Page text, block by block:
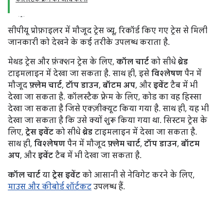
सीपीयू प्रोफ़ाइलर में मौजूद ट्रेस व्यू, रिकॉर्ड किए गए ट्रेस से मिली
जानकारी को देखने के कई तरीके उपलब्ध कराता है.
मेथड ट्रेस और फ़ंक्शन ट्रेस के लिए, कॉल चार्ट को सीधे थ्रेड
टाइमलाइन में देखा जा सकता है. साथ ही, इसे विश्लेषण पैन में
मौजूद फ़्लेम चार्ट, टॉप डाउन, बॉटम अप, और इवेंट टैब में भी
देखा जा सकता है. कॉलस्टैक फ़्रेम के लिए, कोड का वह हिस्सा
देखा जा सकता है जिसे एक्ज़ीक्यूट किया गया है. साथ ही, यह भी
देखा जा सकता है कि उसे क्यों शुरू किया गया था. सिस्टम ट्रेस के
लिए, ट्रेस इवेंट को सीधे थ्रेड टाइमलाइन में देखा जा सकता है.
साथ ही, विश्लेषण पैन में मौजूद फ़्लेम चार्ट, टॉप डाउन, बॉटम
अप, और इवेंट टैब में भी देखा जा सकता है.
कॉल चार्ट या ट्रेस इवेंट को आसानी से नेविगेट करने के लिए,
माउस और कीबोर्ड शॉर्टकट उपलब्ध हैं.